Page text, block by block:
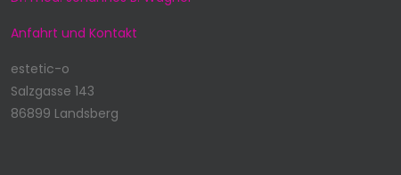
Anfahrt und Kontakt
estetic-o
Salzgasse 143
86899 Landsberg